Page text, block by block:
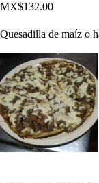
MX$132.00
Quesadilla de maíz o